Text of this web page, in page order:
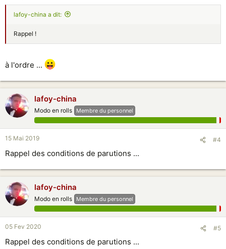
lafoy-china a dit:
Rappel !
à l'ordre ...
lafoy-china
Modo en rolls Membre du personnel
15 Mai 2019 #4
Rappel des conditions de parutions ...
lafoy-china
Modo en rolls Membre du personnel
05 Fev 2020 #5
Rappel des conditions de parutions ...